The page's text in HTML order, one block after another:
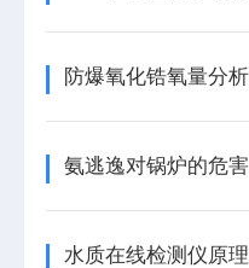
氨逃逸对锅炉的危害
水质在线检测仪原理